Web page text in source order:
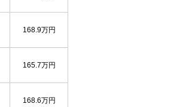
168.9万円
165.7万円
168.6万円